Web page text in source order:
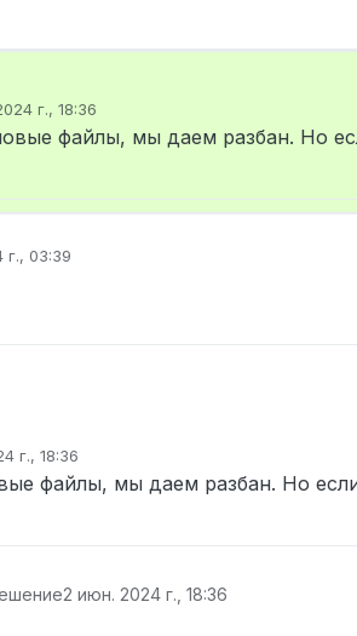
г., 18:36
файлы, мы даем разбан. Но
г., 03:39
г., 18:36
файлы, мы даем разбан. Но
2 июн. 2024 г., 18:36